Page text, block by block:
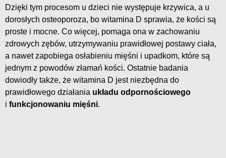
Dzięki tym procesom u dzieci nie występuje krzywica, a u
dorosłych osteoporoza, bo witamina D sprawia, że kości są
proste i mocne. Co więcej, pomaga ona w zachowaniu
zdrowych zębów, utrzymywaniu prawidłowej postawy ciała,
a nawet zapobiega osłabieniu mięśni i upadkom, które są
jednym z powodów złamań kości. Ostatnie badania
dowiodły także, że witamina D jest niezbędna do
prawidłowego działania układu odpornościowego
i funkcjonowaniu mięśni.